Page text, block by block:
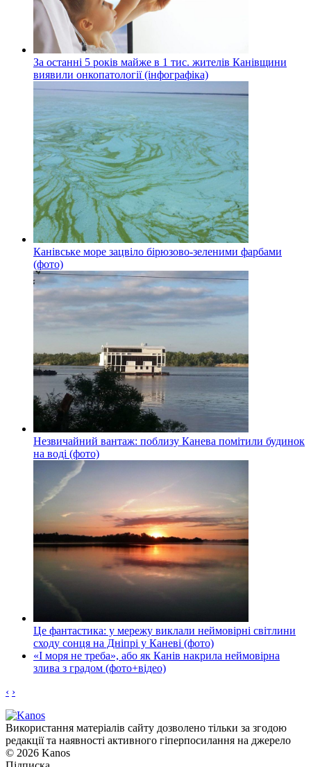
За останні 5 років майже в 1 тис. жителів Канівщини
виявили онкопатології (інфографіка)
Канівське море зацвіло бірюзово-зеленими фарбами
(фото)
Незвичайний вантаж: поблизу Канева помітили будинок
на воді (фото)
Це фантастика: у мережу виклали неймовірні світлини
сходу сонця на Дніпрі у Каневі (фото)
«І моря не треба», або як Канів накрила неймовірна
злива з градом (фото+відео)
‹ ›
Використання матеріалів сайту дозволено тільки за згодою
редакції та наявності активного гіперпосилання на джерело
© 2026 Kanos